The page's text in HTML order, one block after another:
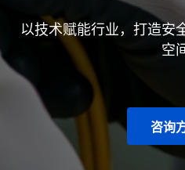
以技术赋能行业，打造安
空间
咨询